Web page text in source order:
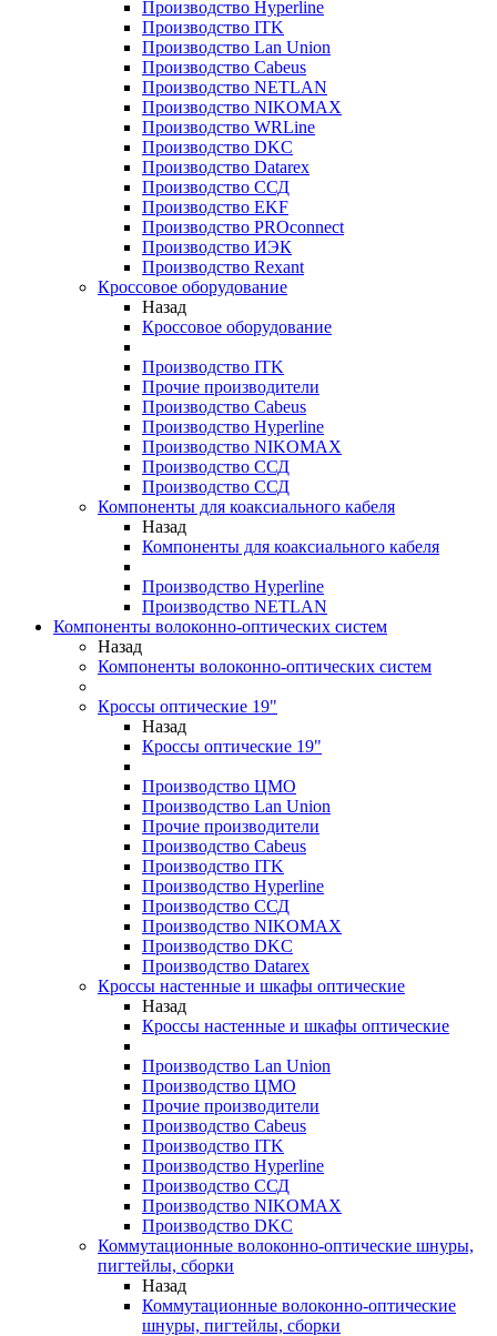
Производство Hyperline
Производство ITK
Производство Lan Union
Производство Cabeus
Производство NETLAN
Производство NIKOMAX
Производство WRLine
Производство DKC
Производство Datarex
Производство ССД
Производство EKF
Производство PROconnect
Производство ИЭК
Производство Rexant
Кроссовое оборудование
Назад
Кроссовое оборудование
Производство ITK
Прочие производители
Производство Cabeus
Производство Hyperline
Производство NIKOMAX
Производство ССД
Производство ССД
Компоненты для коаксиального кабеля
Назад
Компоненты для коаксиального кабеля
Производство Hyperline
Производство NETLAN
Компоненты волоконно-оптических систем
Назад
Компоненты волоконно-оптических систем
Кроссы оптические 19"
Назад
Кроссы оптические 19"
Производство ЦМО
Производство Lan Union
Прочие производители
Производство Cabeus
Производство ITK
Производство Hyperline
Производство ССД
Производство NIKOMAX
Производство DKC
Производство Datarex
Кроссы настенные и шкафы оптические
Назад
Кроссы настенные и шкафы оптические
Производство Lan Union
Производство ЦМО
Прочие производители
Производство Cabeus
Производство ITK
Производство Hyperline
Производство ССД
Производство NIKOMAX
Производство DKC
Коммутационные волоконно-оптические шнуры,
пигтейлы, сборки
Назад
Коммутационные волоконно-оптические
шнуры, пигтейлы, сборки